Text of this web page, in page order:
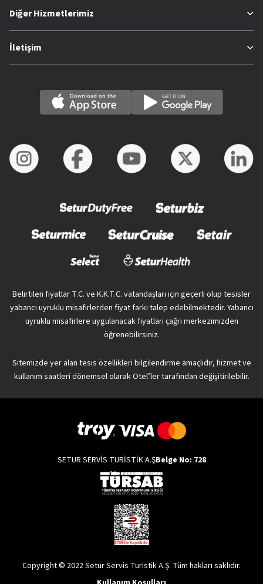
Diğer Hizmetlerimiz
İletişim
Belirtilen fiyatlar T.C. ve K.K.T.C. vatandaşları için geçerli olup tesisler
yabancı uyruklu misafirlerden fiyat farkı talep edebilmektedir. Yabancı
uyruklu misafirlere uygulanacak fiyatları çağrı merkezimizden
öğrenebilirsiniz.
Sitemizde yer alan tesis özellikleri bilgilendirme amaçlıdır, hizmet ve
kullanım saatleri dönemsel olarak Otel’ler tarafından değişitirilebilir.
SETUR SERVİS TURİSTİK A.ŞBelge No: 728
Copyright © 2022 Setur Servis Turistik A.Ş. Tüm hakları saklıdır.